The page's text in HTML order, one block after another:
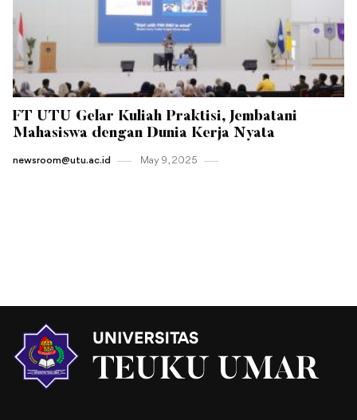
FT UTU Gelar Kuliah Praktisi, Jembatani
Mahasiswa dengan Dunia Kerja Nyata
newsroom@utu.ac.id May 9 , 2025